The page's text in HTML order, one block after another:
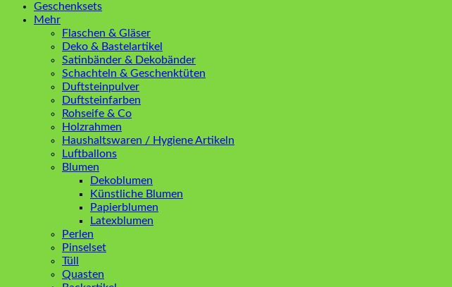
Geschenksets
Mehr
Flaschen & Gläser
Deko & Bastelartikel
Satinbänder & Dekobänder
Schachteln & Geschenktüten
Duftsteinpulver
Duftsteinfarben
Rohseife & Co
Holzrahmen
Haushaltswaren / Hygiene Artikeln
Luftballons
Blumen
Dekoblumen
Künstliche Blumen
Papierblumen
Latexblumen
Perlen
Pinselset
Tüll
Quasten